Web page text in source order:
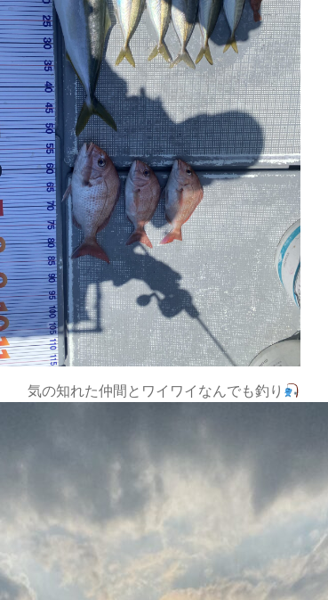
気の知れた仲間とワイワイなんでも釣り